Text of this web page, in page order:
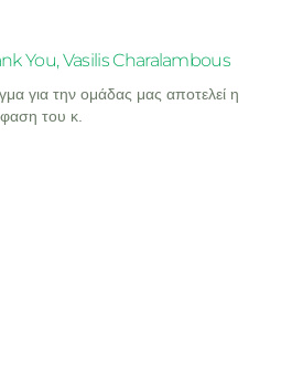
You, Vasilis Charalambous
για την ομάδας μας αποτελεί η
του κ.